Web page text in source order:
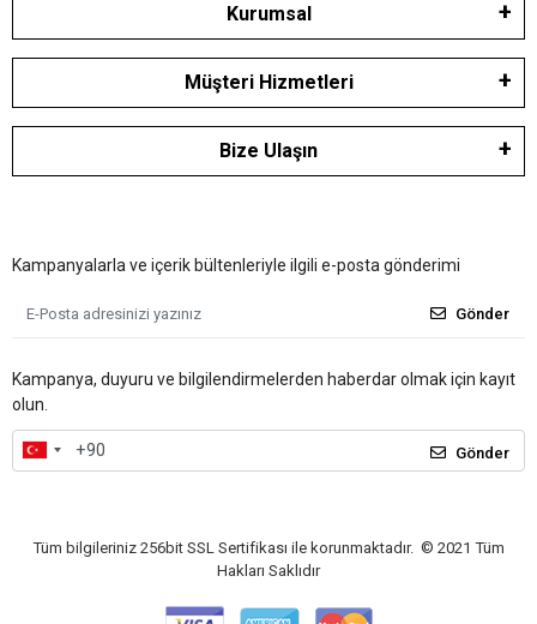
Kurumsal
Müşteri Hizmetleri
Bize Ulaşın
Kampanyalarla ve içerik bültenleriyle ilgili e-posta gönderimi
Gönder
Kampanya, duyuru ve bilgilendirmelerden haberdar olmak için kayıt
olun.
Gönder
Tüm bilgileriniz 256bit SSL Sertifikası ile korunmaktadır. © 2021 Tüm
Hakları Saklıdır